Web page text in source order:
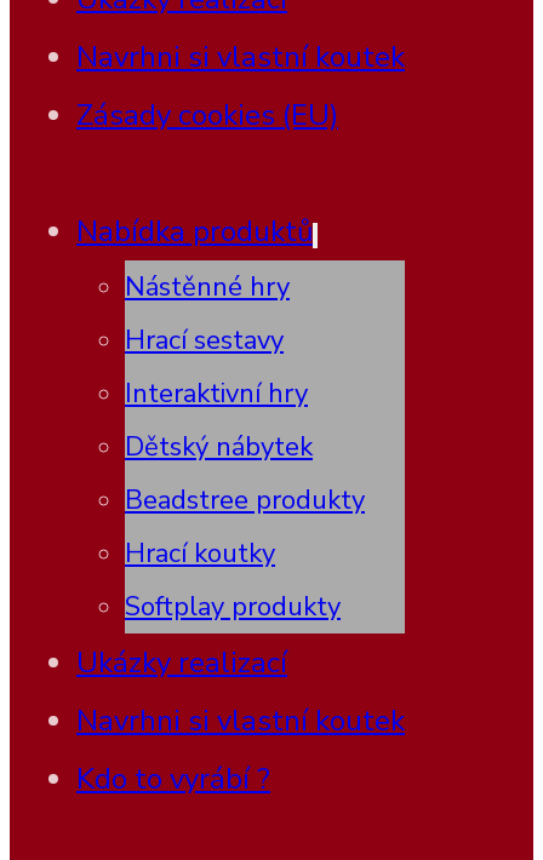
Navrhni si vlastní koutek
Zásady cookies (EU)
Nabídka produktů
Nástěnné hry
Hrací sestavy
Interaktivní hry
Dětský nábytek
Beadstree produkty
Hrací koutky
Softplay produkty
Ukázky realizací
Navrhni si vlastní koutek
Kdo to vyrábí ?